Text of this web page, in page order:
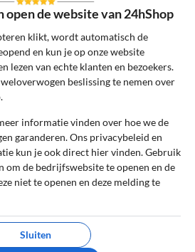
*
open de website van 24hShop
klikt, wordt automatisch de
en kun je op onze website
lezen van echte klanten en bezoekers.
beslissing te nemen over
informatie vinden over hoe we de
garanderen. Ons privacybeleid en
kun je ook direct hier vinden. Gebruik
om de bedrijfswebsite te openen en de
niet te openen en deze melding te
Sluiten